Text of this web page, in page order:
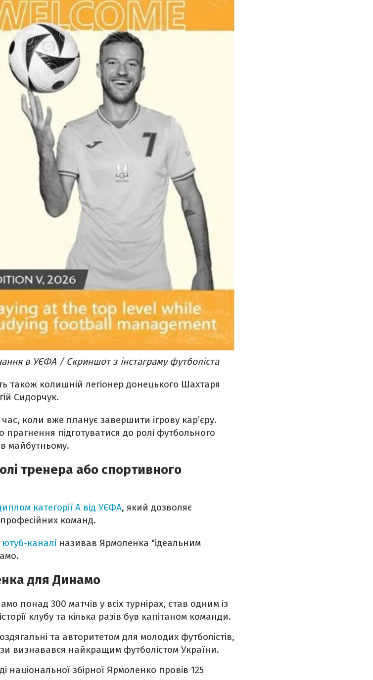
в УЄФА / Скриншот з інстаграму футболіста
також колишній легіонер донецького Шахтаря
Сидорчук.
коли вже планує завершити ігрову кар’єру.
прагнення підготуватися до ролі футбольного
майбутньому.
тренера або спортивного
категорії A від УЄФА, який дозволяє
команд.
ютуб-каналі називав Ярмоленка "ідеальним
для Динамо
понад 300 матчів у всіх турнірах, став одним із
клубу та кілька разів був капітаном команди.
та авторитетом для молодих футболістів,
визнавався найкращим футболістом України.
національної збірної Ярмоленко провів 125